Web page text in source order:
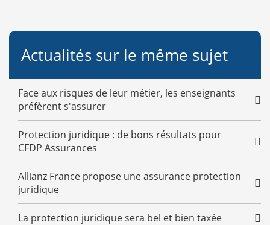
Actualités sur le même sujet
Face aux risques de leur métier, les enseignants
préfèrent s'assurer
Protection juridique : de bons résultats pour
CFDP Assurances
Allianz France propose une assurance protection
juridique
La protection juridique sera bel et bien taxée